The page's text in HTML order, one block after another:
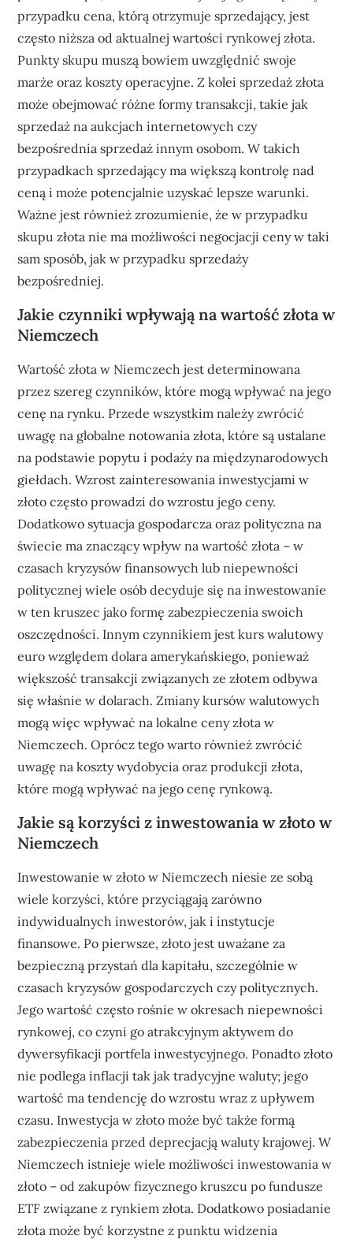
przypadku cena, którą otrzymuje sprzedający, jest
często niższa od aktualnej wartości rynkowej złota.
Punkty skupu muszą bowiem uwzględnić swoje
marże oraz koszty operacyjne. Z kolei sprzedaż złota
może obejmować różne formy transakcji, takie jak
sprzedaż na aukcjach internetowych czy
bezpośrednia sprzedaż innym osobom. W takich
przypadkach sprzedający ma większą kontrolę nad
ceną i może potencjalnie uzyskać lepsze warunki.
Ważne jest również zrozumienie, że w przypadku
skupu złota nie ma możliwości negocjacji ceny w taki
sam sposób, jak w przypadku sprzedaży
bezpośredniej.
Jakie czynniki wpływają na wartość złota w
Niemczech
Wartość złota w Niemczech jest determinowana
przez szereg czynników, które mogą wpływać na jego
cenę na rynku. Przede wszystkim należy zwrócić
uwagę na globalne notowania złota, które są ustalane
na podstawie popytu i podaży na międzynarodowych
giełdach. Wzrost zainteresowania inwestycjami w
złoto często prowadzi do wzrostu jego ceny.
Dodatkowo sytuacja gospodarcza oraz polityczna na
świecie ma znaczący wpływ na wartość złota – w
czasach kryzysów finansowych lub niepewności
politycznej wiele osób decyduje się na inwestowanie
w ten kruszec jako formę zabezpieczenia swoich
oszczędności. Innym czynnikiem jest kurs walutowy
euro względem dolara amerykańskiego, ponieważ
większość transakcji związanych ze złotem odbywa
się właśnie w dolarach. Zmiany kursów walutowych
mogą więc wpływać na lokalne ceny złota w
Niemczech. Oprócz tego warto również zwrócić
uwagę na koszty wydobycia oraz produkcji złota,
które mogą wpływać na jego cenę rynkową.
Jakie są korzyści z inwestowania w złoto w
Niemczech
Inwestowanie w złoto w Niemczech niesie ze sobą
wiele korzyści, które przyciągają zarówno
indywidualnych inwestorów, jak i instytucje
finansowe. Po pierwsze, złoto jest uważane za
bezpieczną przystań dla kapitału, szczególnie w
czasach kryzysów gospodarczych czy politycznych.
Jego wartość często rośnie w okresach niepewności
rynkowej, co czyni go atrakcyjnym aktywem do
dywersyfikacji portfela inwestycyjnego. Ponadto złoto
nie podlega inflacji tak jak tradycyjne waluty; jego
wartość ma tendencję do wzrostu wraz z upływem
czasu. Inwestycja w złoto może być także formą
zabezpieczenia przed deprecjacją waluty krajowej. W
Niemczech istnieje wiele możliwości inwestowania w
złoto – od zakupów fizycznego kruszcu po fundusze
ETF związane z rynkiem złota. Dodatkowo posiadanie
złota może być korzystne z punktu widzenia